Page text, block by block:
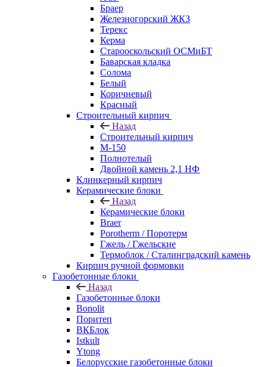
Браер
Железногорский ЖКЗ
Терекс
Керма
Старооскольский ОСМиБТ
Баварская кладка
Солома
Белый
Коричневый
Красный
Строительный кирпич
Назад
Строительный кирпич
М-150
Полнотелый
Двойной камень 2,1 НФ
Клинкерный кирпич
Керамические блоки
Назад
Керамические блоки
Braer
Porotherm / Поротерм
Гжель / Гжельские
Термоблок / Сталинградский камень
Кирпич ручной формовки
Газобетонные блоки
Назад
Газобетонные блоки
Bonolit
Поритеп
ВКБлок
Istkult
Ytong
Белорусские газобетонные блоки